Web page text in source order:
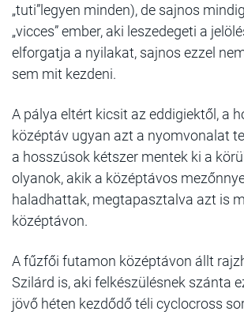
„tuti”legyen minden), de sajnos
„vicces” ember, aki leszedegeti a
elforgatja a nyilakat, sajnos ezzel
sem mit kezdeni.
A pálya eltért kicsit az eddigiektől, a
középtáv ugyan azt a nyomvonalat
a hosszúsok kétszer mentek ki a
olyanok, akik a középtávos
haladhattak, megtapasztalva azt is
középtávon.
A fűzfői futamon középtávon állt
Szilárd is, aki felkészülésnek szánta
jövő héten kezdődő téli cyclocross